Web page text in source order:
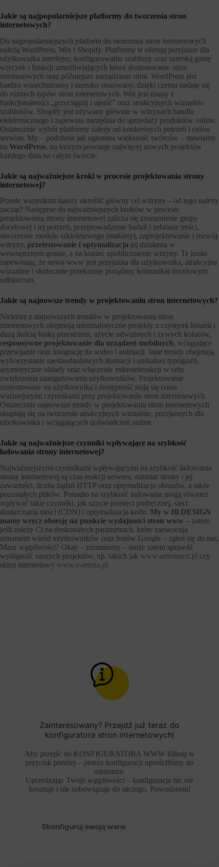
Jakie są najpopularniejsze platformy do tworzenia stron
internetowych?
Do najpopularniejszych platform do tworzenia stron internetowych
należą WordPress, Wix i Shopify. Platformy te oferują przyjazne dla
użytkownika interfejsy, konfigurowalne szablony oraz szeroką gamę
wtyczek i funkcji umożliwiających łatwe dostosowanie stron
internetowych oraz późniejsze zarządzanie nimi. WordPress jest
bardzo wszechstronny i szeroko stosowany, dzięki czemu nadaje się
do różnych typów stron internetowych. Wix jest znany z
funkcjonalności „przeciągnij i upuść” oraz atrakcyjnych wizualnie
szablonów. Shopify jest używany głównie w witrynach handlu
elektronicznego i zapewnia narzędzia do sprzedaży produktów online.
Ostatecznie wybór platformy zależy od konkretnych potrzeb i celów
serwisu. My – podobnie jak ogromna większość twórców – stawiamy
na WordPress, na którym powstaje najwięcej nowych projektów
każdego dnia na całym świecie.
Jakie są najważniejsze kroki w procesie projektowania strony
internetowej?
Przede wszystkim należy określić główny cel witryny – od tego należy
zacząć! Następnie do najważniejszych kroków w procesie
projektowania strony internetowej zalicza się zrozumienie grupy
docelowej i jej potrzeb, przeprowadzenie badań i zebranie treści,
stworzenie modelu szkieletowego (makiety), zaprojektowanie i rozwój
witryny, przetestowanie i optymalizacja jej działania w
wewnętrznym gronie, a na koniec upublicznienie witryny. Te kroki
zapewniają, że nowa www jest przyjazna dla użytkownika, atrakcyjna
wizualnie i skutecznie przekazuje pożądany komunikat docelowym
odbiorcom.
Jakie są najnowsze trendy w projektowaniu stron internetowych?
Niektóre z najnowszych trendów w projektowaniu stron
internetowych obejmują minimalistyczne projekty z czystymi liniami i
dużą ilością białej przestrzeni, użycie odważnych i żywych kolorów,
responsywne projektowanie dla urządzeń mobilnych, wciągające
przewijanie oraz integrację tła wideo i animacji. Inne trendy obejmują
wykorzystanie niestandardowych ilustracji i unikalnej typografii,
asymetryczne układy oraz włączenie mikrointerakcji w celu
zwiększenia zaangażowania użytkowników. Projektowanie
zorientowane na użytkownika i dostępność stają się coraz
ważniejszymi czynnikami przy projektowaniu stron internetowych.
Ostatecznie najnowsze trendy w projektowaniu stron internetowych
skupiają się na tworzeniu atrakcyjnych wizualnie, przyjaznych dla
użytkownika i wciągających doświadczeń online.
Jakie są najważniejsze czynniki wpływające na szybkość
ładowania strony internetowej?
Najważniejszymi czynnikami wpływającymi na szybkość ładowania
strony internetowej są czas reakcji serwera, rozmiar strony i jej
zawartości, liczba żądań HTTP oraz optymalizacja obrazów, a także
pozostałych plików. Ponadto na szybkość ładowania mogą również
wpływać takie czynniki, jak użycie pamięci podręcznej, sieci
dostarczania treści (CDN) i optymalizacja kodu. My w Hi DESIGN
mamy wręcz obsesję na punkcie wydajności stron www – zatem
jeśli zależy Ci na doskonałych parametrach, które zaowocują
uznaniem wśród użytkowników oraz botów Google – zgłoś się do nas.
Masz wątpliwości? Okay – rozumiemy – może zatem sprawdź
wydajność naszych projektów, np. takich jak www.artrosmed.pl czy
sklep internetowy www.e-orteza.pl.
Zainteresowany? Przejdź już teraz do
konfiguratora stron internetowych!
Aby przejść do KONFIGURATORA WWW kliknij w
przycisk poniżej – proces konfiguracji uprościliśmy do
minimum.
Uprzedzając Twoje wątpliwości – konfiguracja nic nie
kosztuje i nie zobowiązuje do niczego. Powodzenia!
Skonfiguruj swoją www